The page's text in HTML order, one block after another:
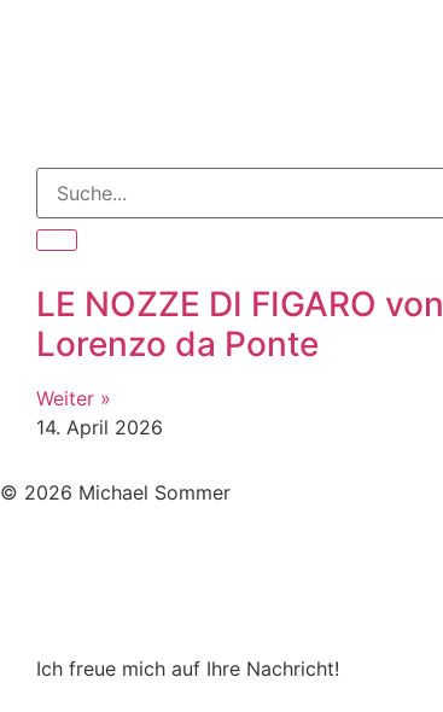
LE NOZZE DI FIGARO von
Lorenzo da Ponte
Weiter »
14. April 2026
© 2026 Michael Sommer
Ich freue mich auf Ihre Nachricht!